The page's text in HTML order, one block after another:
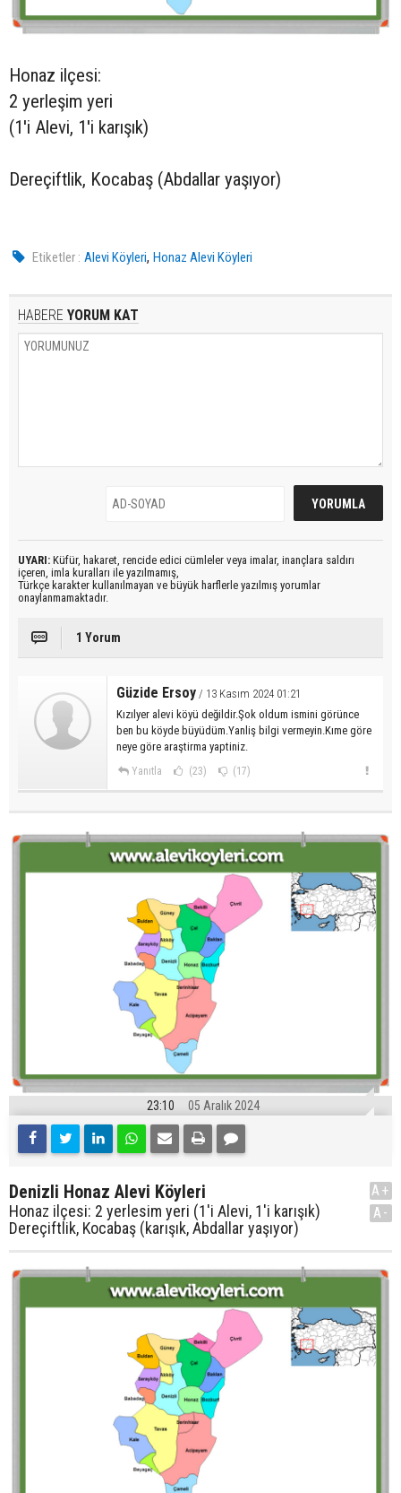
Honaz ilçesi:
2 yerleşim yeri
(1'i Alevi, 1'i karışık)
Dereçiftlik, Kocabaş (Abdallar yaşıyor)
Etiketler : Alevi Köyleri,Honaz Alevi Köyleri
HABERE YORUM KAT
UYARI: Küfür, hakaret, rencide edici cümleler veya imalar, inançlara saldırı
içeren, imla kuralları ile yazılmamış,
Türkçe karakter kullanılmayan ve büyük harflerle yazılmış yorumlar
onaylanmamaktadır.
1 Yorum
Güzide Ersoy / 13 Kasım 2024 01:21
Kızılyer alevi köyü değildir.Şok oldum ismini görünce
ben bu köyde büyüdüm.Yanliş bilgi vermeyin.Kıme göre
neye göre araştirma yaptiniz.
Yanıtla (23) (17)
23:10 05 Aralık 2024
Denizli Honaz Alevi Köyleri
Honaz ilçesi: 2 yerlesim yeri (1'i Alevi, 1'i karışık)
Dereçiftlik, Kocabaş (karışık, Abdallar yaşıyor)
A+
A-